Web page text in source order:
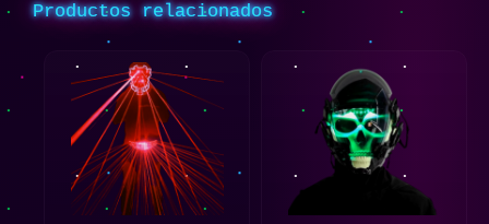
Productos relacionados